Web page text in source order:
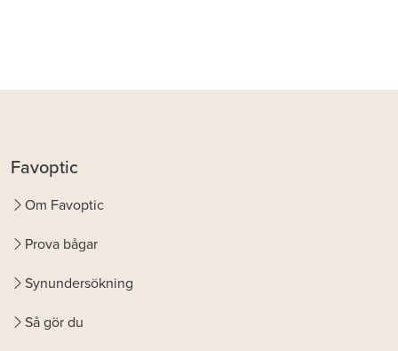
Favoptic
Om Favoptic
Prova bågar
Synundersökning
Så gör du